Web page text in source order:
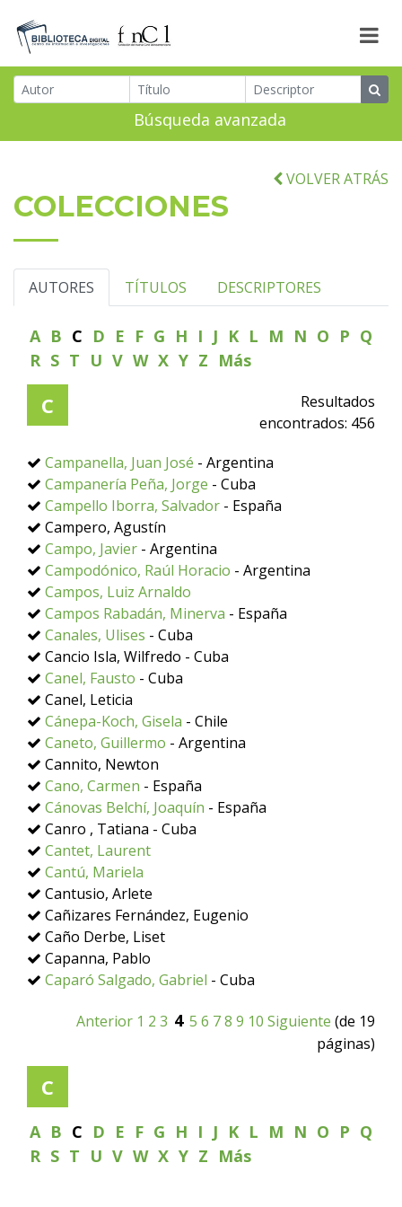
Búsqueda avanzada
VOLVER ATRÁS
COLECCIONES
AUTORES TÍTULOS DESCRIPTORES
A B C D E F G H I J K L M N O P Q
R S T U V W X Y Z Más
C
Resultados
encontrados: 456
Campanella, Juan José - Argentina
Campanería Peña, Jorge - Cuba
Campello Iborra, Salvador - España
Campero, Agustín
Campo, Javier - Argentina
Campodónico, Raúl Horacio - Argentina
Campos, Luiz Arnaldo
Campos Rabadán, Minerva - España
Canales, Ulises - Cuba
Cancio Isla, Wilfredo - Cuba
Canel, Fausto - Cuba
Canel, Leticia
Cánepa-Koch, Gisela - Chile
Caneto, Guillermo - Argentina
Cannito, Newton
Cano, Carmen - España
Cánovas Belchí, Joaquín - España
Canro , Tatiana - Cuba
Cantet, Laurent
Cantú, Mariela
Cantusio, Arlete
Cañizares Fernández, Eugenio
Caño Derbe, Liset
Capanna, Pablo
Caparó Salgado, Gabriel - Cuba
Anterior 1 2 3 4 5 6 78 9 10 Siguiente (de 19
páginas)
C
A B C D E F G H I J K L M N O P Q
R S T U V W X Y Z Más